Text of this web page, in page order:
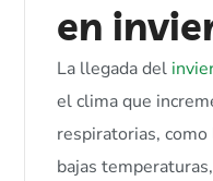
en
La llegada del
el clima que
respiratorias,
bajas